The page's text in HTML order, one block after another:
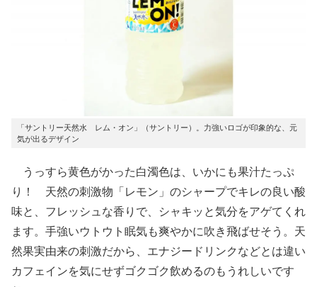
「サントリー天然水 レム・オン」（サントリー）。力強いロゴが印象的な、元
気が出るデザイン
うっすら黄色がかった白濁色は、いかにも果汁たっぷ
り！ 天然の刺激物「レモン」のシャープでキレの良い酸
味と、フレッシュな香りで、シャキッと気分をアゲてくれ
ます。手強いウトウト眠気も爽やかに吹き飛ばせそう。天
然果実由来の刺激だから、エナジードリンクなどとは違い
カフェインを気にせずゴクゴク飲めるのもうれしいです